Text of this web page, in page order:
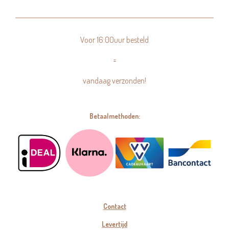
Voor 16:00uur besteld
=
vandaag verzonden!
Betaalmethoden:
Contact
Levertijd